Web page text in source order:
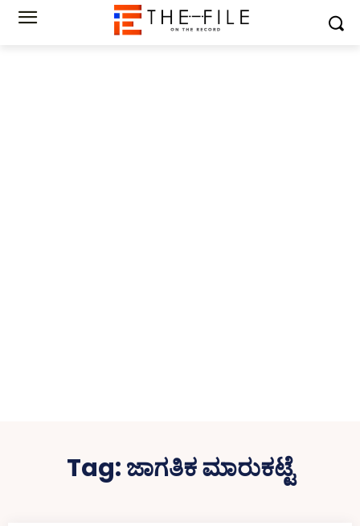
Tag:ಜಾಗತಿಕ ಮಾರುಕಟ್ಟೆ